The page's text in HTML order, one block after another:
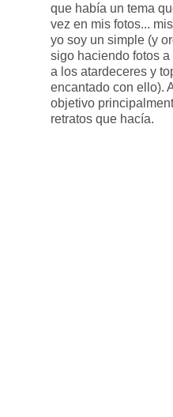
que había un tema
vez en mis fotos...
yo soy un simple (y
sigo haciendo fotos
a los atardeceres y
encantado con ello).
objetivo
retratos que hacía.